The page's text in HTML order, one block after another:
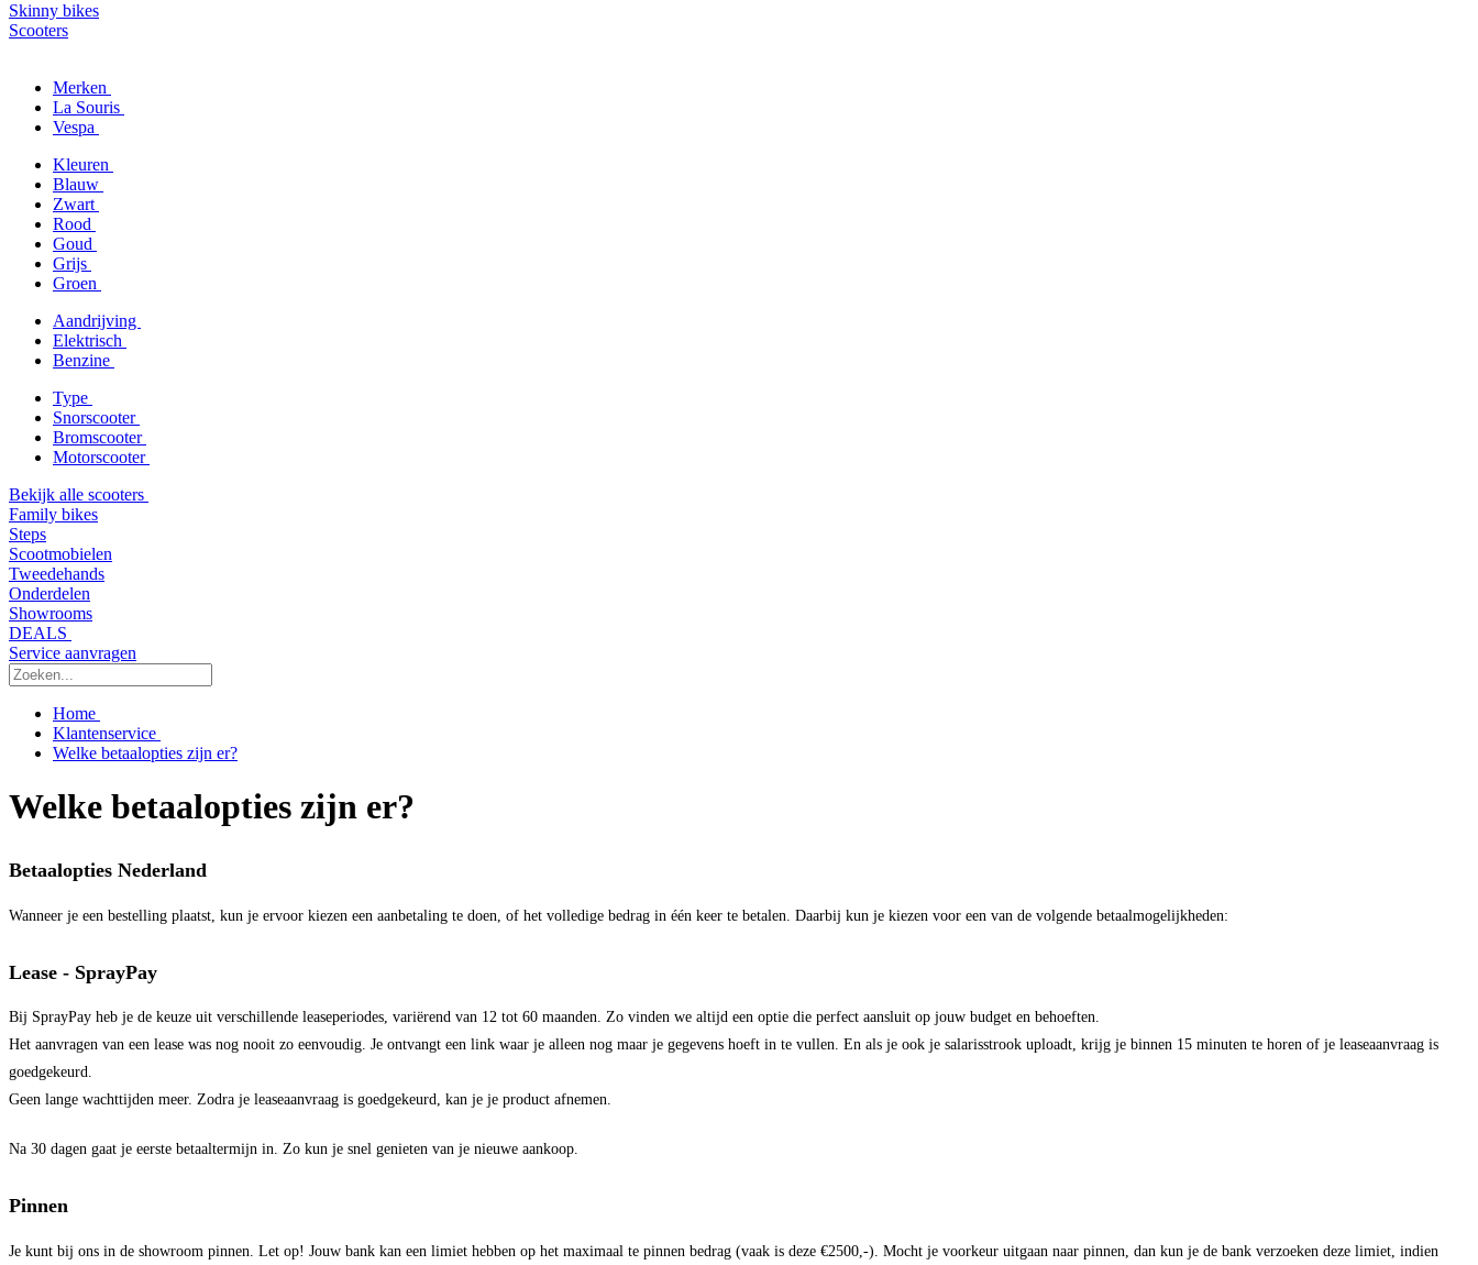
Skinny bikes
Scooters
Merken
La Souris
Vespa
Kleuren
Blauw
Zwart
Rood
Goud
Grijs
Groen
Aandrijving
Elektrisch
Benzine
Type
Snorscooter
Bromscooter
Motorscooter
Bekijk alle scooters
Family bikes
Steps
Scootmobielen
Tweedehands
Onderdelen
Showrooms
DEALS
Service aanvragen
Home
Klantenservice
Welke betaalopties zijn er?
Welke betaalopties zijn er?
Betaalopties Nederland
Wanneer je een bestelling plaatst, kun je ervoor kiezen een aanbetaling te doen, of het volledige bedrag in één keer te betalen. Daarbij kun je kiezen voor een van de volgende betaalmogelijkheden:
Lease - SprayPay
Bij SprayPay heb je de keuze uit verschillende leaseperiodes, variërend van 12 tot 60 maanden. Zo vinden we altijd een optie die perfect aansluit op jouw budget en behoeften.
Het aanvragen van een lease was nog nooit zo eenvoudig. Je ontvangt een link waar je alleen nog maar je gegevens hoeft in te vullen. En als je ook je salarisstrook uploadt, krijg je binnen 15 minuten te horen of je leaseaanvraag is
goedgekeurd.
Geen lange wachttijden meer. Zodra je leaseaanvraag is goedgekeurd, kan je je product afnemen.
Na 30 dagen gaat je eerste betaaltermijn in. Zo kun je snel genieten van je nieuwe aankoop.
Pinnen
Je kunt bij ons in de showroom pinnen. Let op! Jouw bank kan een limiet hebben op het maximaal te pinnen bedrag (vaak is deze €2500,-). Mocht je voorkeur uitgaan naar pinnen, dan kun je de bank verzoeken deze limiet, indien